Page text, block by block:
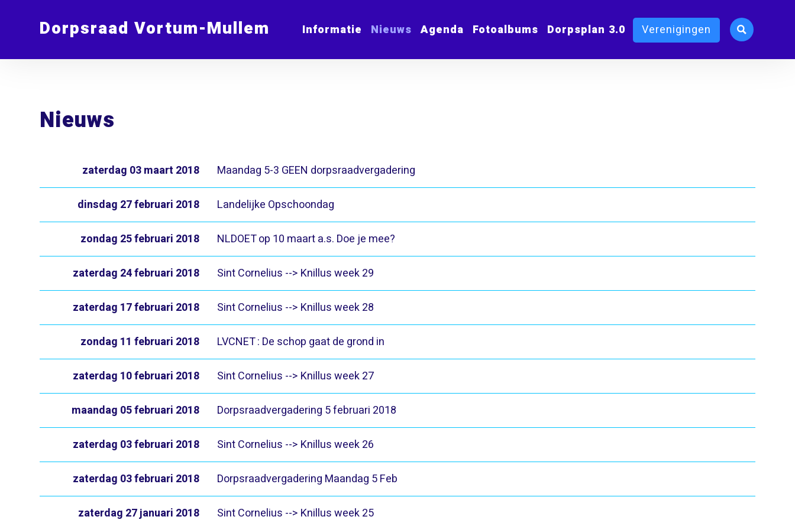
Dorpsraad Vortum-Mullem Informatie Nieuws Agenda Fotoalbums Dorpsplan 3.0 Verenigingen
Nieuws
Maandag 5-3 GEEN dorpsraadvergadering
zaterdag 03 maart 2018
Landelijke Opschoondag
dinsdag 27 februari 2018
NLDOET op 10 maart a.s. Doe je mee?
zondag 25 februari 2018
Sint Cornelius --> Knillus week 29
zaterdag 24 februari 2018
Sint Cornelius --> Knillus week 28
zaterdag 17 februari 2018
LVCNET : De schop gaat de grond in
zondag 11 februari 2018
Sint Cornelius --> Knillus week 27
zaterdag 10 februari 2018
Dorpsraadvergadering 5 februari 2018
maandag 05 februari 2018
Sint Cornelius --> Knillus week 26
zaterdag 03 februari 2018
Dorpsraadvergadering Maandag 5 Feb
zaterdag 03 februari 2018
Sint Cornelius --> Knillus week 25
zaterdag 27 januari 2018